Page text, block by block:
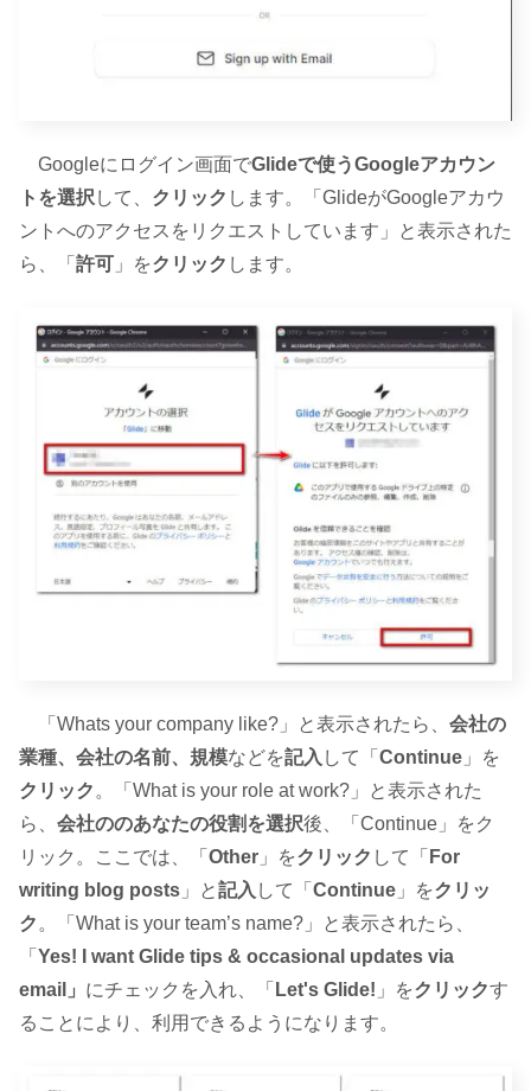
Googleにログイン画面でGlideで使うGoogleアカウン
トを選択 して、 クリック します。「GlideがGoogleアカウ
ントへのアクセスをリクエストしています」と表示された
ら、「 許可 」をクリック します。
「Whats your company like?」と表示されたら、 会社の
業種、会社の名前、規模などを記入 して「 Continue 」を
クリック 。「What is your role at work?」と表示された
ら、 会社ののあなたの役割を選択後、「Continue」をク
リック。ここでは、「 Other 」をクリック して「 For
writing blog posts 」と記入 して「 Continue 」をクリッ
ク 。「What is your team’s name?」と表示されたら、
「 Yes! I want Glide tips & occasional updates via
email」 にチェックを入れ、「 Let's Glide! 」をクリックす
ることにより、利用できるようになります。